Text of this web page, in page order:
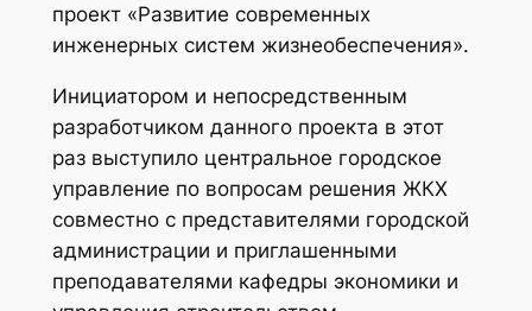
проект «Развитие современных
инженерных систем жизнеобеспечения».
Инициатором и непосредственным
разработчиком данного проекта в этот
раз выступило центральное городское
управление по вопросам решения ЖКХ
совместно с представителями городской
администрации и приглашенными
преподавателями кафедры экономики и